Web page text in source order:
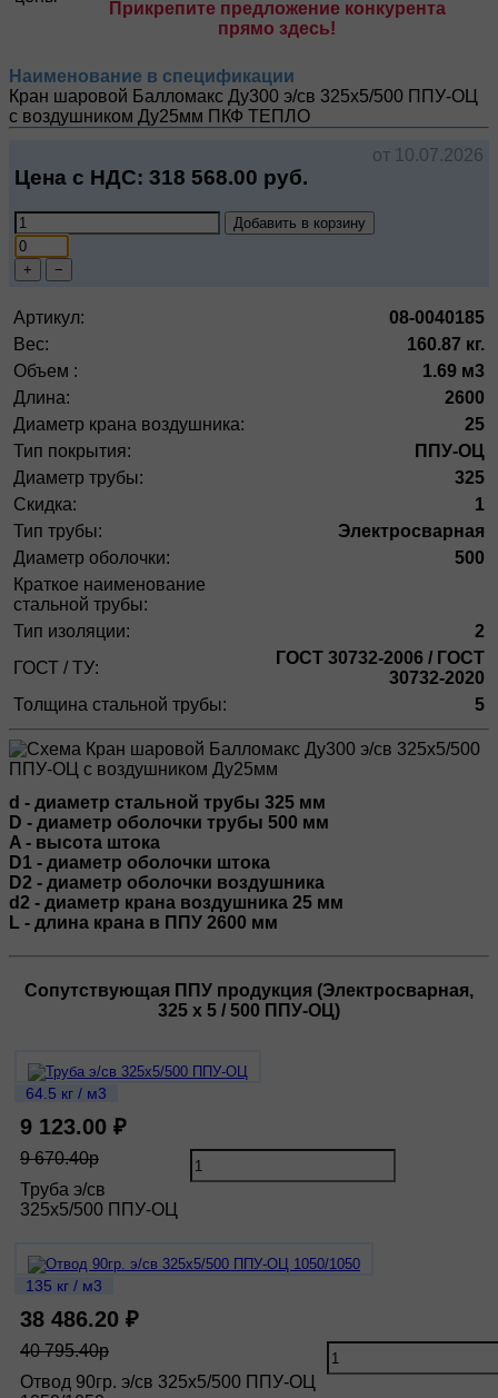
Прикрепите предложение конкурента
прямо здесь!
Наименование в спецификации
Кран шаровой Балломакс Ду300 э/св 325х5/500 ППУ-ОЦ
с воздушником Ду25мм ПКФ ТЕПЛО
от 10.07.2026
Цена с НДС: 318 568.00 руб.
Добавить в корзину
+ −
Артикул:
08-0040185
Вес:
160.87 кг.
Объем :
1.69 м3
Длина:
2600
Диаметр крана воздушника:
25
Тип покрытия:
ППУ-ОЦ
Диаметр трубы:
325
Скидка:
1
Тип трубы:
Электросварная
Диаметр оболочки:
500
Краткое наименование
стальной трубы:
Тип изоляции:
2
ГОСТ / ТУ:
ГОСТ 30732-2006 / ГОСТ
30732-2020
Толщина стальной трубы:
5
d - диаметр стальной трубы 325 мм
D - диаметр оболочки трубы 500 мм
A - высота штока
D1 - диаметр оболочки штока
D2 - диаметр оболочки воздушника
d2 - диаметр крана воздушника 25 мм
L - длина крана в ППУ 2600 мм
Сопутствующая ППУ продукция (Электросварная,
325 х 5 / 500 ППУ-ОЦ)
64.5 кг / м3
9 123.00 ₽
9 670.40р
Труба э/св
325х5/500 ППУ-ОЦ
135 кг / м3
38 486.20 ₽
40 795.40р
Отвод 90гр. э/св 325х5/500 ППУ-ОЦ